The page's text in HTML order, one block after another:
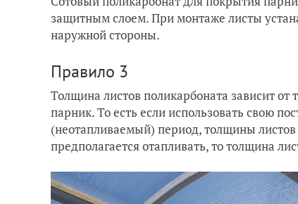
защитным слоем. При монтаже листы
наружной стороны.
Правило 3
Толщина листов поликарбоната зависит
парник. То есть если использовать свою
(неотапливаемый) период, толщины
предполагается отапливать, то толщина